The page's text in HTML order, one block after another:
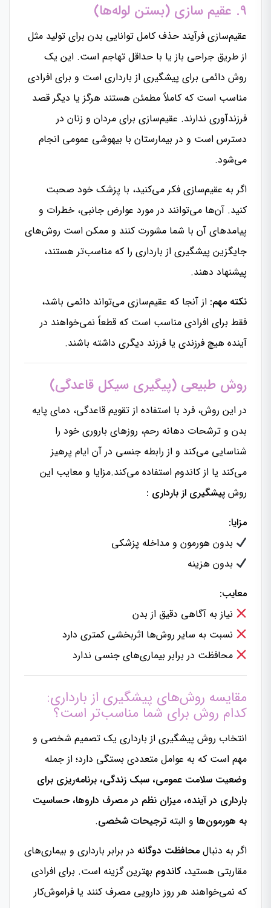
۹. عقیم سازی (بستن لوله‌ها)
عقیم‌سازی فرآیند حذف کامل توانایی بدن برای تولید مثل
از طریق جراحی باز یا با حداقل تهاجم است. این یک
روش دائمی برای پیشگیری از بارداری است و برای افرادی
مناسب است که کاملاً مطمئن هستند هرگز یا دیگر قصد
فرزندآوری ندارند. عقیم‌سازی برای مردان و زنان در
دسترس است و در بیمارستان با بیهوشی عمومی انجام
می‌شود.
اگر به عقیم‌سازی فکر می‌کنید، با پزشک خود صحبت
کنید. آن‌ها می‌توانند در مورد عوارض جانبی، خطرات و
پیامدهای آن با شما مشورت کنند و ممکن است روش‌های
جایگزین پیشگیری از بارداری را که مناسب‌تر هستند،
پیشنهاد دهند.
نکته مهم: از آنجا که عقیم‌سازی می‌تواند دائمی باشد،
فقط برای افرادی مناسب است که قطعاً نمی‌خواهند در
آینده هیچ فرزندی یا فرزند دیگری داشته باشند.
روش طبیعی (پیگیری سیکل قاعدگی)
در این روش، فرد با استفاده از تقویم قاعدگی، دمای پایه
بدن و ترشحات دهانه رحم، روزهای باروری خود را
شناسایی می‌کند و از رابطه جنسی در آن ایام پرهیز
می‌کند یا از کاندوم استفاده می‌کند.مزایا و معایب این
روش پیشگیری از بارداری :
مزایا:
بدون هورمون و مداخله پزشکی
بدون هزینه
معایب:
نیاز به آگاهی دقیق از بدن
نسبت به سایر روش‌ها اثربخشی کمتری دارد
محافظت در برابر بیماری‌های جنسی ندارد
مقایسه روش‌های پیشگیری از بارداری:
کدام روش برای شما مناسب‌تر است؟
انتخاب روش پیشگیری از بارداری یک تصمیم شخصی و
مهم است که به عوامل متعددی بستگی دارد؛ از جمله
وضعیت سلامت عمومی، سبک زندگی، برنامه‌ریزی برای
بارداری در آینده، میزان نظم در مصرف داروها، حساسیت
به هورمون‌ها و البته ترجیحات شخصی.
اگر به دنبال محافظت دوگانه در برابر بارداری و بیماری‌های
مقاربتی هستید، کاندوم بهترین گزینه است. برای افرادی
که نمی‌خواهند هر روز دارویی مصرف کنند یا فراموش‌کار